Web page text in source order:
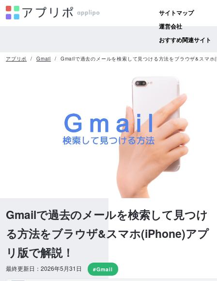
サイトマップ
運営会社
おすすめ関連サイト
アプリポ Gmail Gmailで過去のメールを検索して見つける方法をブラウザ&スマ
Gmailで過去のメールを検索して見つけ
る方法をブラウザ&スマホ(iPhone)アプ
リ版で解説！
最終更新日：2026年5月31日 #Gmail